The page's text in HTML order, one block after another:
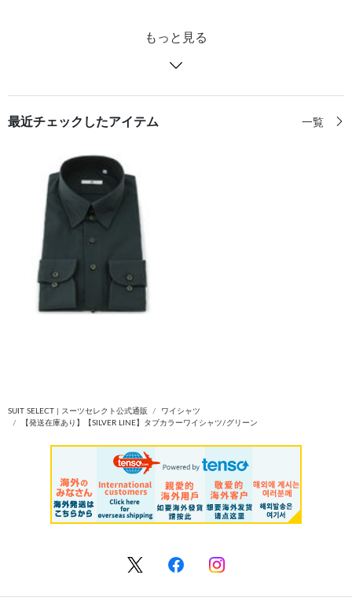
もっと見る
最近チェックしたアイテム 一覧
SUIT SELECT | スーツセレクト公式通販
ワイシャツ
【発送在庫あり】【SILVER LINE】タブカラーワイシャツ/グリーン